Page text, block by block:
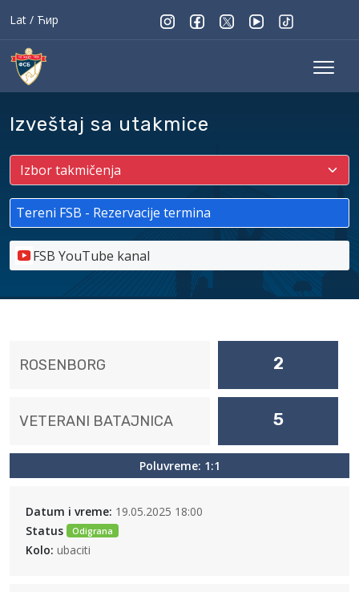
Lat / Ћир
Izveštaj sa utakmice
Tereni FSB - Rezervacije termina
FSB YouTube kanal
ROSENBORG 2
VETERANI BATAJNICA 5
Poluvreme: 1:1
Datum i vreme: 19.05.2025 18:00
Status
Odigrana
Kolo: ubaciti